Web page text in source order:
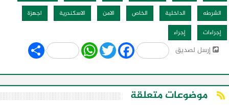
الشرطه
الداخلية الخاص الامن الاسكندرية
اجهزة
إجراءات
إجراء
إرسل لصديق Share WhatsApp
Twitter Facebook
موضوعات متعلقة